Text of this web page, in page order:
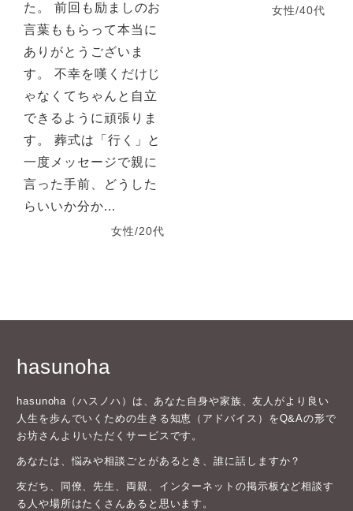
た。 前回も励ましのお
言葉ももらって本当に
ありがとうございま
す。 不幸を嘆くだけじ
ゃなくてちゃんと自立
できるように頑張りま
す。 葬式は「行く」と
一度メッセージで親に
言った手前、どうした
らいいか分か...
女性/20代
女性/40代
hasunoha
hasunoha（ハスノハ）は、あなた自身や家族、友人がより良い
人生を歩んでいくための生きる知恵（アドバイス）をQ&Aの形で
お坊さんよりいただくサービスです。
あなたは、悩みや相談ごとがあるとき、誰に話しますか？
友だち、同僚、先生、両親、インターネットの掲示板など相談す
る人や場所はたくさんあると思います。